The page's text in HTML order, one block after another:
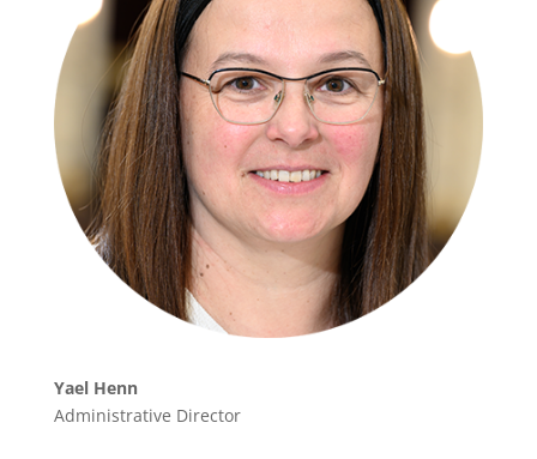
Yael Henn
Administrative Director